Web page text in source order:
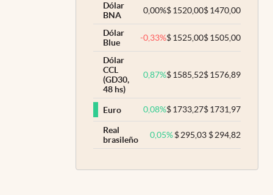
Dólar
BNA
0,00%$1520,00$1470,00
Dólar
Blue
-0,33%$1525,00$1505,00
Dólar
CCL
(GD30,
48 hs)
0,87%$1585,52$1576,89
Euro 0,08%$1733,27$1731,97
Real
brasileño
0,05% $295,03 $294,82